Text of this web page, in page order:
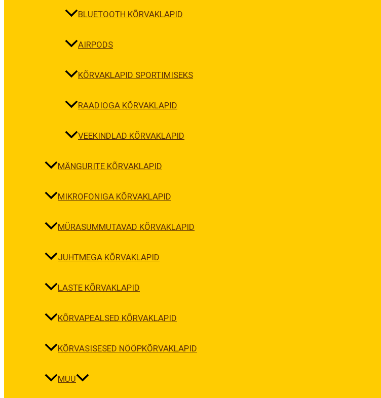
BLUETOOTH KÕRVAKLAPID
AIRPODS
KÕRVAKLAPID SPORTIMISEKS
RAADIOGA KÕRVAKLAPID
VEEKINDLAD KÕRVAKLAPID
MÄNGURITE KÕRVAKLAPID
MIKROFONIGA KÕRVAKLAPID
MÜRASUMMUTAVAD KÕRVAKLAPID
JUHTMEGA KÕRVAKLAPID
LASTE KÕRVAKLAPID
KÕRVAPEALSED KÕRVAKLAPID
KÕRVASISESED NÖÖPKÕRVAKLAPID
MUU